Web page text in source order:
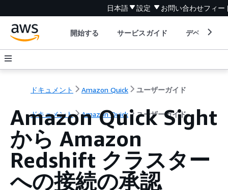
日本語 設定 お問い合わせフィー
開始する サービスガイド デベロッパ
ドキュメント Amazon Quick ユーザーガイド
ドキュメント Amazon Quick ユーザーガイド
Amazon Quick Sight
から Amazon
Redshift クラスター
への接続の承認